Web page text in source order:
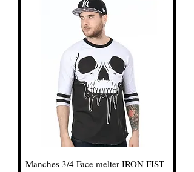
Manches 3/4 Face melter IRON FIST